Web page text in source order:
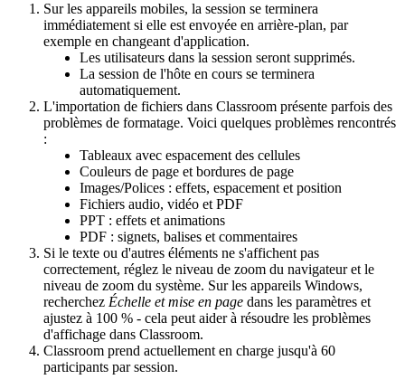
Sur les appareils mobiles, la session se terminera
immédiatement si elle est envoyée en arrière-plan, par
exemple en changeant d'application.
Les utilisateurs dans la session seront supprimés.
La session de l'hôte en cours se terminera
automatiquement.
L'importation de fichiers dans Classroom présente parfois des
problèmes de formatage. Voici quelques problèmes rencontrés
:
Tableaux avec espacement des cellules
Couleurs de page et bordures de page
Images/Polices : effets, espacement et position
Fichiers audio, vidéo et PDF
PPT : effets et animations
PDF : signets, balises et commentaires
Si le texte ou d'autres éléments ne s'affichent pas
correctement, réglez le niveau de zoom du navigateur et le
niveau de zoom du système. Sur les appareils Windows,
recherchez Échelle et mise en page dans les paramètres et
ajustez à 100 % - cela peut aider à résoudre les problèmes
d'affichage dans Classroom.
Classroom prend actuellement en charge jusqu'à 60
participants par session.